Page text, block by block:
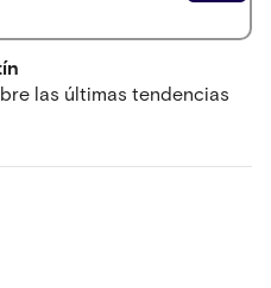
las últimas tendencias